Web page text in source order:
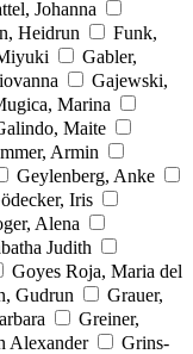
Johanna
Heidrun
Funk,
Gabler,
Gajewski,
Marina
Maite
Armin
Geylenberg, Anke
Iris
Alena
Judith
Goyes Roja, Maria del
Gudrun
Grauer,
Greiner,
Alexander
Grins-